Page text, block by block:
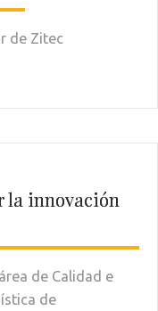
de Zitec
la innovación
de Calidad e
de